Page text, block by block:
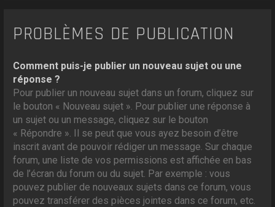
PROBLÈMES DE PUBLICATION
Comment puis-je publier un nouveau sujet ou une
réponse ?
Pour publier un nouveau sujet dans un forum, cliquez sur
le bouton « Nouveau sujet ». Pour publier une réponse à
un sujet ou un message, cliquez sur le bouton
« Répondre ». Il se peut que vous ayez besoin d’être
inscrit avant de pouvoir rédiger un message. Sur chaque
forum, une liste de vos permissions est affichée en bas
de l’écran du forum ou du sujet. Par exemple : vous
pouvez publier de nouveaux sujets dans ce forum, vous
pouvez transférer des pièces jointes dans ce forum, etc.